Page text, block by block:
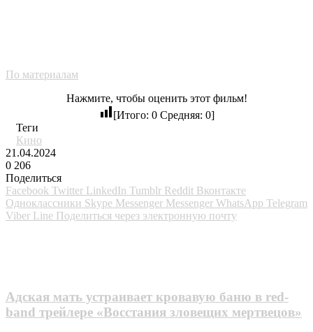
По материалам
Нажмите, чтобы оценить этот фильм!
[Итого: 0Средняя: 0]
Теги
Кино
21.04.2024
0 206
Поделиться
Facebook Twitter LinkedIn Tumblr Reddit Вконтакте
Одноклассники Skype Messenger Messenger WhatsApp Telegram
Viber Line Поделиться через электронную почту
Адская мать устраивает кровавую баню в red-
band трейлере «Восстания зловещих мертвецов»